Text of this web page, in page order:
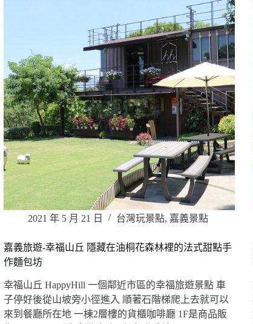
2021 年 5 月 21 日 台灣玩景點, 嘉義景點
嘉義旅遊-幸福山丘 隱藏在油桐花森林裡的法式甜點手
作麵包坊
幸福山丘 HappyHill 一個鄰近市區的幸福旅遊景點 車
子停好後從山坡旁小徑進入 順著石階梯爬上去就可以
來到餐廳所在地 一棟2層樓的貨櫃咖啡廳 1F是商品販